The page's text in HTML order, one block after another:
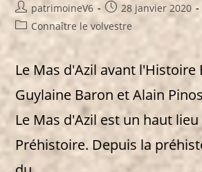
Auteur/autrice
de
patrimoineV6
Publication
publiée :
28 janvier 2020
Post
category:
Connaître le volvestre
Le Mas d'Azil avant l'Histoire
Guylaine Baron et Alain
Le Mas d'Azil est un haut lieu
Préhistoire. Depuis la